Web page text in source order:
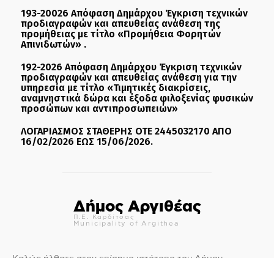
193-20026 Απόφαση Δημάρχου Έγκριση τεχνικών
προδιαγραφών και απευθείας ανάθεση της
προμήθειας με τίτλο «Προμήθεια Φορητών
Απινιδωτών» .
192-2026 Απόφαση Δημάρχου Έγκριση τεχνικών
προδιαγραφών και απευθείας ανάθεση για την
υπηρεσία με τίτλο «Τιμητικές διακρίσεις,
αναμνηστικά δώρα και έξοδα φιλοξενίας φυσικών
προσώπων και αντιπροσωπειών»
ΛΟΓΑΡΙΑΣΜΟΣ ΣΤΑΘΕΡΗΣ ΟΤΕ 2445032170 ΑΠΟ
16/02/2026 ΕΩΣ 15/06/2026.
Δήμος Αργιθέας
Π.Ε. Καρδίτσας
Municipality of Argithea